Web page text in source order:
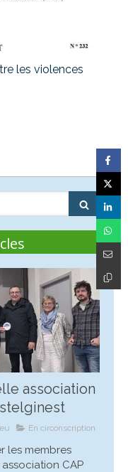
les violences
association
En circonscription
les membres
CAP